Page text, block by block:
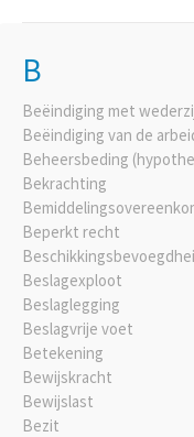
B
Beëindiging met
Beëindiging van de
Beheersbeding
Bekrachting
Beperkt recht
Beslagexploot
Beslaglegging
Beslagvrije voet
Betekening
Bewijskracht
Bewijslast
Bezit